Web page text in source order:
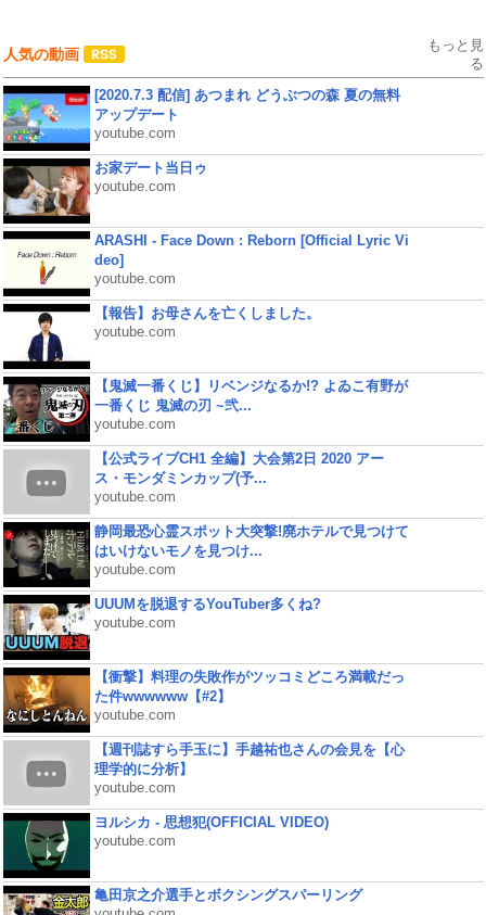
人気の動画
もっと見
る
[2020.7.3 配信] あつまれ どうぶつの森 夏の無料
アップデート
youtube.com
お家デート当日ゥ
youtube.com
ARASHI - Face Down : Reborn [Official Lyric Vi
deo]
youtube.com
【報告】お母さんを亡くしました。
youtube.com
【鬼滅一番くじ】リベンジなるか!? よゐこ有野が
一番くじ 鬼滅の刃 ~弐...
youtube.com
【公式ライブCH1 全編】大会第2日 2020 アー
ス・モンダミンカップ(予...
youtube.com
静岡最恐心霊スポット大突撃!廃ホテルで見つけて
はいけないモノを見つけ...
youtube.com
UUUMを脱退するYouTuber多くね?
youtube.com
【衝撃】料理の失敗作がツッコミどころ満載だっ
た件wwwwww【#2】
youtube.com
【週刊誌すら手玉に】手越祐也さんの会見を【心
理学的に分析】
youtube.com
ヨルシカ - 思想犯(OFFICIAL VIDEO)
youtube.com
亀田京之介選手とボクシングスパーリング